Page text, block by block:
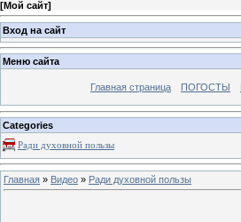
[Мой сайт]
Вход на сайт
Меню сайта
Главная страница ПОГОСТЫ
Categories
Ради духовной пользы
Главная » Видео » Ради духовной пользы